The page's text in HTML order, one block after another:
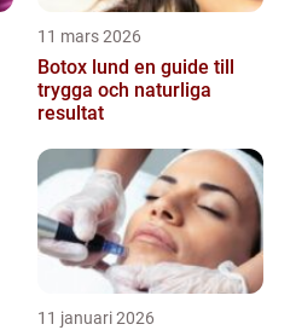
11 mars 2026
Botox lund en guide till
trygga och naturliga
resultat
11 januari 2026